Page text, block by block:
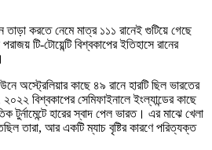
তাড়া করতে নেমে মাত্র ১১১ রানেই গুটিয়ে গেছে
টি-টোয়েন্টি বিশ্বকাপের ইতিহাসে রানের
অস্ট্রেলিয়ার কাছে ৪৯ রানে হারটি ছিল ভারতের
বিশ্বকাপের সেমিফাইনালে ইংল্যান্ডের কাছে
হারের স্বাদ পেল ভারত। এর মাঝে খেলা
তারা, আর একটি ম্যাচ বৃষ্টির কারণে পরিত্যক্ত